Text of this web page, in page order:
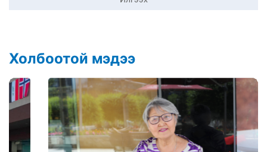
Холбоотой мэдээ